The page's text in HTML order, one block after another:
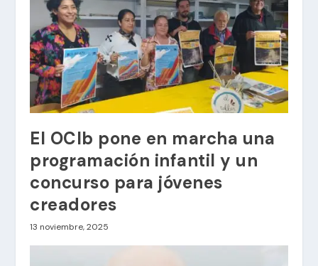
El OCIb pone en marcha una
programación infantil y un
concurso para jóvenes
creadores
13 noviembre, 2025